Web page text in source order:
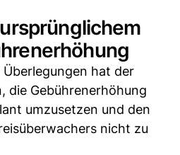
hat der
die Gebührenerhöhung
umzusetzen und den
nicht zu